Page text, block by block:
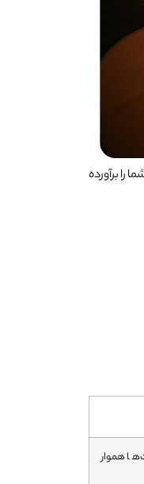
را برآورده
هموار